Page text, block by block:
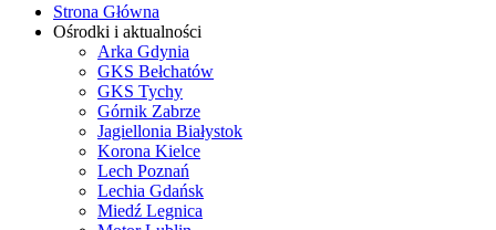
Strona Główna
Ośrodki i aktualności
Arka Gdynia
GKS Bełchatów
GKS Tychy
Górnik Zabrze
Jagiellonia Białystok
Korona Kielce
Lech Poznań
Lechia Gdańsk
Miedź Legnica